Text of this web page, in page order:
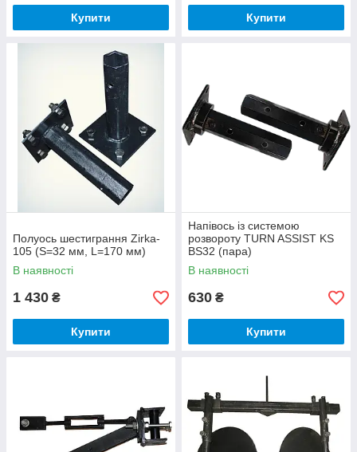
Купити Купити
Полуось шестиграння Zirka-
105 (S=32 мм, L=170 мм)
В наявності
1 430 ₴
Купити
Напівось із системою
розвороту TURN ASSIST KS
BS32 (пара)
В наявності
630 ₴
Купити